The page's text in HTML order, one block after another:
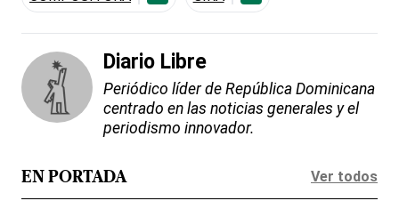
Diario Libre
Periódico líder de República Dominicana
centrado en las noticias generales y el
periodismo innovador.
EN PORTADA Ver todos